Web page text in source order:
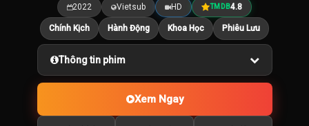
2022 Vietsub HD TMDB4.8
Chính Kịch Hành Động Khoa Học Phiêu Lưu
Thông tin phim
Xem Ngay